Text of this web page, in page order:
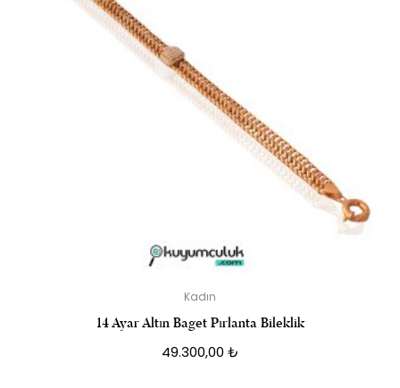
Kadın
14 Ayar Altın Baget Pırlanta Bileklik
49.300,00 ₺